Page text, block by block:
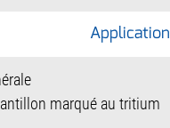
Application
marqué au tritium